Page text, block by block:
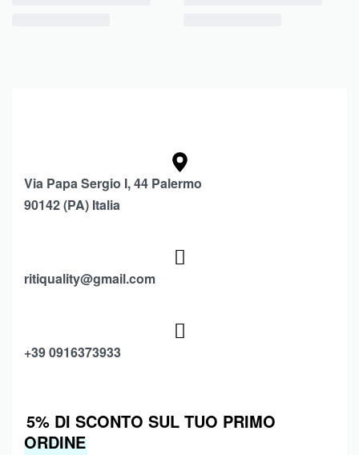
Via Papa Sergio I, 44 Palermo
90142 (PA) Italia
ritiquality@gmail.com
+39 0916373933
5% DI SCONTO SUL TUO PRIMO
ORDINE